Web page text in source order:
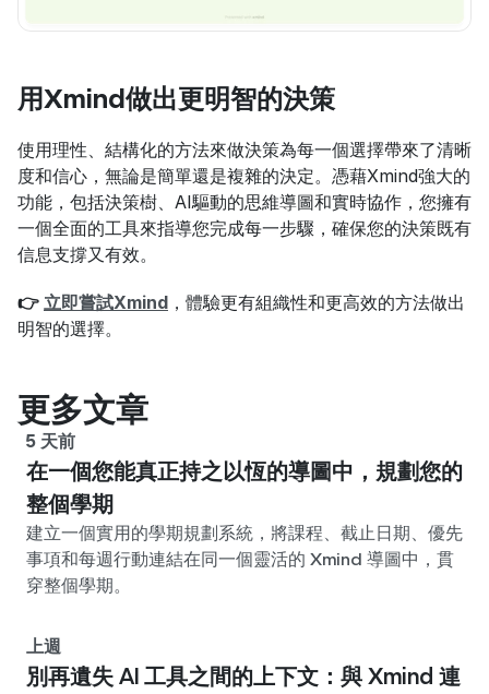
用Xmind做出更明智的決策
使用理性、結構化的方法來做決策為每一個選擇帶來了清晰
度和信心，無論是簡單還是複雜的決定。憑藉Xmind強大的
功能，包括決策樹、AI驅動的思維導圖和實時協作，您擁有
一個全面的工具來指導您完成每一步驟，確保您的決策既有
信息支撐又有效。
👉 立即嘗試Xmind ，體驗更有組織性和更高效的方法做出
明智的選擇。
更多文章
5 天前
在一個您能真正持之以恆的導圖中，規劃您的
整個學期
建立一個實用的學期規劃系統，將課程、截止日期、優先
事項和每週行動連結在同一個靈活的 Xmind 導圖中，貫
穿整個學期。
上週
別再遺失 AI 工具之間的上下文：與 Xmind 連